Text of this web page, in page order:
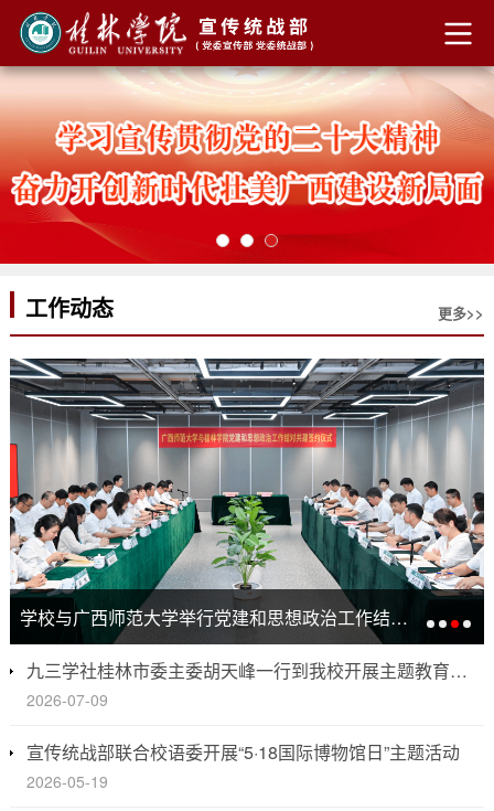
工作动态 更多>>
学校与广西师范大学举行党建和思想政治工作结对共建签约仪式
九三学社桂林市委主委胡天峰一行到我校开展主题教育调研
2026-07-09
宣传统战部联合校语委开展“5·18国际博物馆日”主题活动
2026-05-19